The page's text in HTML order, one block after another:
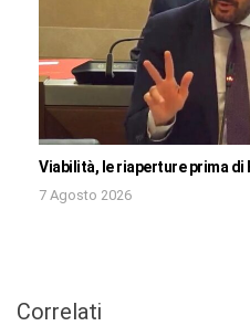
Viabilità, le riaperture prima
7 Agosto 2026
Correlati